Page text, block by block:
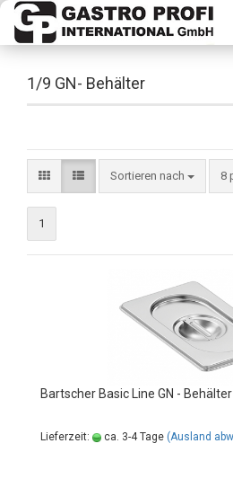
1/9 GN- Behälter
Sortieren nach 8
1
Bartscher Basic Line GN -
Lieferzeit: ca. 3-4 Tage (Ausland